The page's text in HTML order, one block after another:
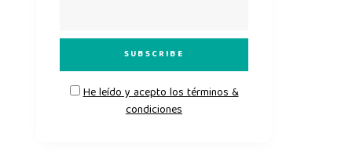
He leído y acepto los términos &
condiciones